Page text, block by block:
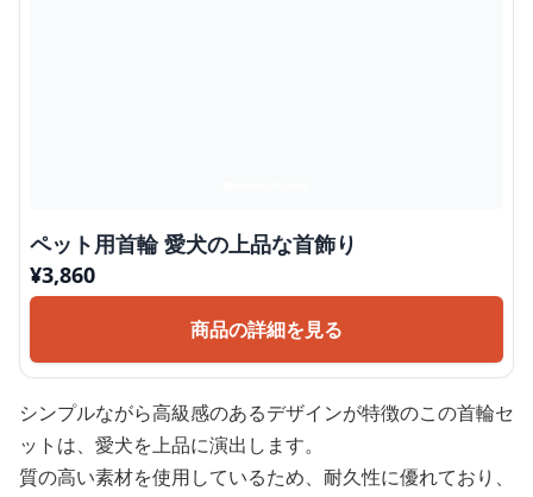
ペット用首輪 愛犬の上品な首飾り
¥3,860
商品の詳細を見る
シンプルながら高級感のあるデザインが特徴のこの首輪セ
ットは、愛犬を上品に演出します。
質の高い素材を使用しているため、耐久性に優れており、